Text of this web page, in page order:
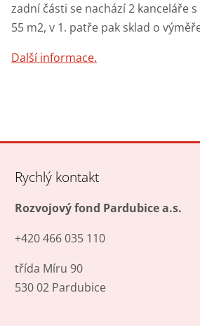
zadní části se nachází 2 kanceláře
55 m2, v 1. patře pak sklad o
Další informace.
Rychlý kontakt
Rozvojový fond Pardubice a.s.
+420 466 035 110
třída Míru 90
530 02 Pardubice